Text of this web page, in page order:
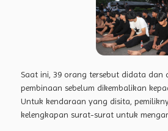
Saat ini, 39 orang tersebut didata dan
pembinaan sebelum dikembalikan
Untuk kendaraan yang disita,
kelengkapan surat-surat untuk